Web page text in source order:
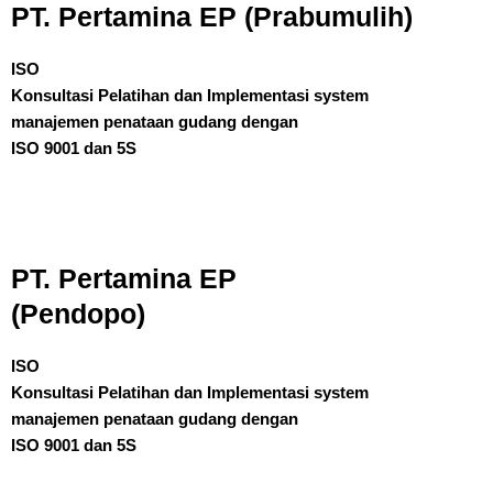
PT. Pertamina EP (Prabumulih)
ISO
Konsultasi Pelatihan dan Implementasi system
manajemen penataan gudang dengan
ISO 9001 dan 5S
PT. Pertamina EP
(Pendopo)
ISO
Konsultasi Pelatihan dan Implementasi system
manajemen penataan gudang dengan
ISO 9001 dan 5S